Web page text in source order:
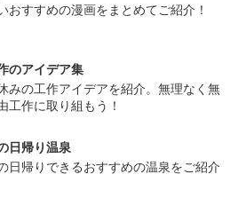
おすすめの漫画をまとめてご紹介！
のアイデア集
みの工作アイデアを紹介。無理なく無
工作に取り組もう！
日帰り温泉
日帰りできるおすすめの温泉をご紹介